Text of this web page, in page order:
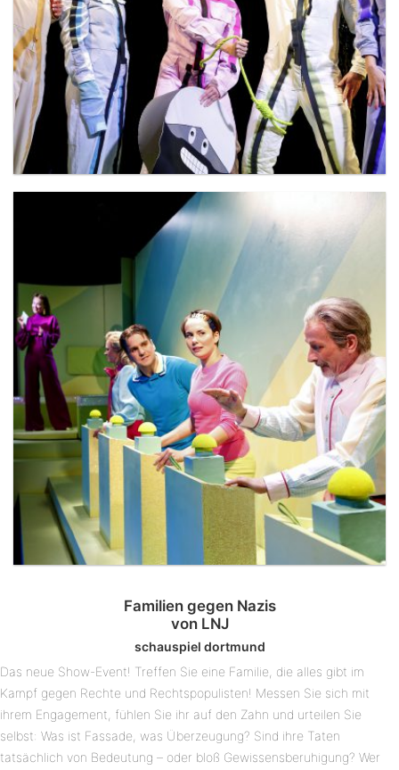
Familien gegen Nazis
von LNJ
schauspiel dortmund
Das neue Show-Event! Treffen Sie eine Familie, die alles gibt im
Kampf gegen Rechte und Rechtspopulisten! Messen Sie sich mit
ihrem Engagement, fühlen Sie ihr auf den Zahn und urteilen Sie
selbst: Was ist Fassade, was Überzeugung? Sind ihre Taten
tatsächlich von Bedeutung – oder bloß Gewissensberuhigung? Wer